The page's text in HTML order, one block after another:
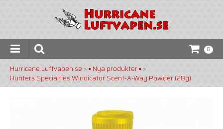
0
Hurricane Luftvapen.se >▪️ Nya produkter ▪️ >
Hunters Specialties Windicator Scent-A-Way Powder (28g)